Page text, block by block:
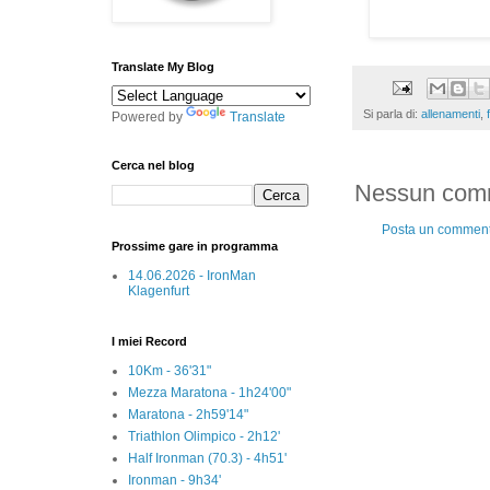
Si parla di: allenamenti
Nessun
Posta un
Translate My Blog
Powered by Translate
Cerca nel blog
Prossime gare in programma
14.06.2026 - IronMan
Klagenfurt
I miei Record
10Km - 36'31"
Mezza Maratona - 1h24'00"
Maratona - 2h59'14"
Triathlon Olimpico - 2h12'
Half Ironman (70.3) - 4h51'
Ironman - 9h34'